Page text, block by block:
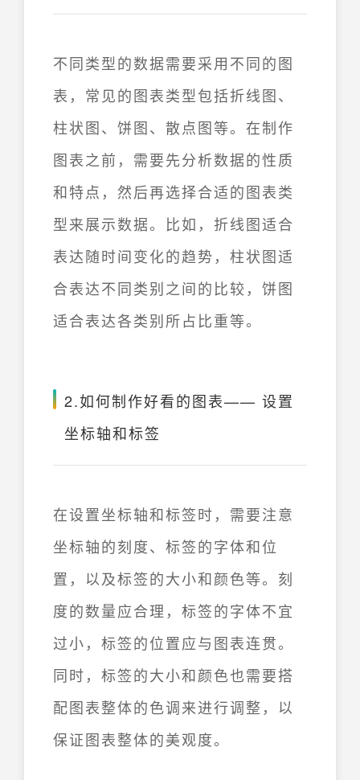
不同类型的数据需要采用不同的图
表，常见的图表类型包括折线图、
柱状图、饼图、散点图等。在制作
图表之前，需要先分析数据的性质
和特点，然后再选择合适的图表类
型来展示数据。比如，折线图适合
表达随时间变化的趋势，柱状图适
合表达不同类别之间的比较，饼图
适合表达各类别所占比重等。
2.如何制作好看的图表—— 设置
坐标轴和标签
在设置坐标轴和标签时，需要注意
坐标轴的刻度、标签的字体和位
置，以及标签的大小和颜色等。刻
度的数量应合理，标签的字体不宜
过小，标签的位置应与图表连贯。
同时，标签的大小和颜色也需要搭
配图表整体的色调来进行调整，以
保证图表整体的美观度。